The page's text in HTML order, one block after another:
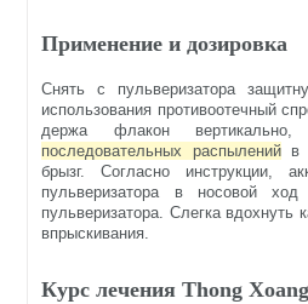
Применение и дозировка
Снять с пульверизатора
использования противоотечный
держа флакон
последовательных распыленийв
брызг. Согласно инструкции,
пульверизатора в носовой
пульверизатора. Слегка вдохнуть
впрыскивания.
Курс лечения Thong